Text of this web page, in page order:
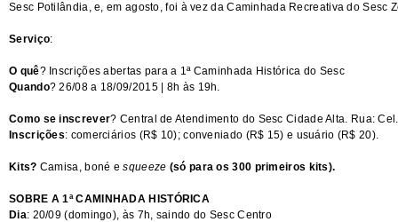
Sesc Potilândia, e, em agosto, foi à vez da Caminhada Recreativa do Sesc
Serviço:
O quê? Inscrições abertas para a 1ª Caminhada Histórica do Sesc
Quando? 26/08 a 18/09/2015 | 8h às 19h.
Como se inscrever? Central de Atendimento do Sesc Cidade Alta. Rua:
Inscrições: comerciários (R$ 10); conveniado (R$ 15) e usuário (R$ 20).
Kits? Camisa, boné esqueeze (só para os 300 primeiros kits).
SOBRE A 1ª CAMINHADA HISTÓRICA
Dia: 20/09 (domingo), às 7h, saindo do Sesc Centro